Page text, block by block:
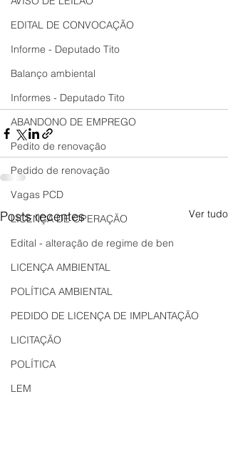
EDITAL DE CONVOCAÇÃO
Informe - Deputado Tito
Balanço ambiental
Informes - Deputado Tito
ABANDONO DE EMPREGO
Pedito de renovação
Pedido de renovação
Vagas PCD
LICENÇA DE OPERAÇÃO
Edital - alteração de regime de ben
LICENÇA AMBIENTAL
POLÍTICA AMBIENTAL
PEDIDO DE LICENÇA DE IMPLANTAÇÃO
LICITAÇÃO
POLÍTICA
LEM
Posts recentes Ver tudo